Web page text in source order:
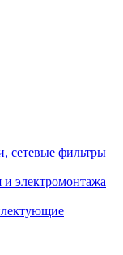
сетевые фильтры
и электромонтажа